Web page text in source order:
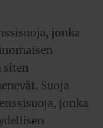
jonka
siten
Suoja
jonka